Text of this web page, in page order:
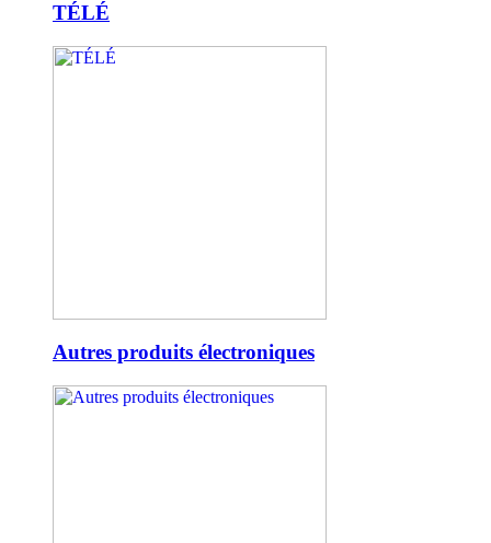
TÉLÉ
Autres produits électroniques